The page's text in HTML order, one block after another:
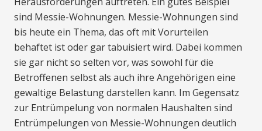
sind Messie-Wohnungen. Messie-Wohnungen sind
bis heute ein Thema, das oft mit Vorurteilen
behaftet ist oder gar tabuisiert wird. Dabei kommen
sie gar nicht so selten vor, was sowohl für die
Betroffenen selbst als auch ihre Angehörigen eine
gewaltige Belastung darstellen kann. Im Gegensatz
zur Entrümpelung von normalen Haushalten sind
Entrümpelungen von Messie-Wohnungen deutlich